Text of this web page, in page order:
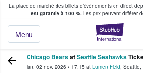
La place de marché des billets d’événements en direct
est garantie à 100 %. Les prix peuvent différer
Menu
fans achètent et vendent
Chicago BearsatSeattle Seahawks
lun. 02 nov. 2026 • 17:15 at Lumen Field, Seattle,